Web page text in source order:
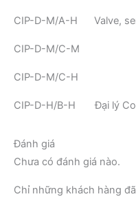
CIP-D-M/A-H Valve,
CIP-D-M/C-M
CIP-D-M/C-H
CIP-D-H/B-H Đại lý
Đánh giá
Chưa có đánh giá nào.
Chỉ những khách hàng